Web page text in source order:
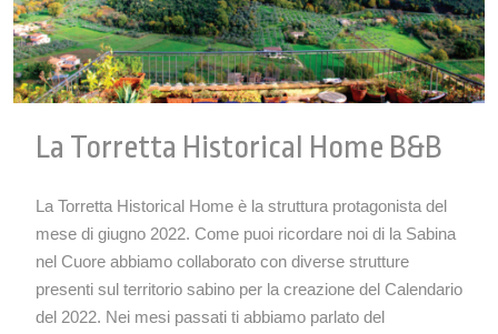
La Torretta Historical Home B&b
La Torretta Historical Home è la struttura protagonista del
mese di giugno 2022. Come puoi ricordare noi di la Sabina
nel Cuore abbiamo collaborato con diverse strutture
presenti sul territorio sabino per la creazione del Calendario
del 2022. Nei mesi passati ti abbiamo parlato del